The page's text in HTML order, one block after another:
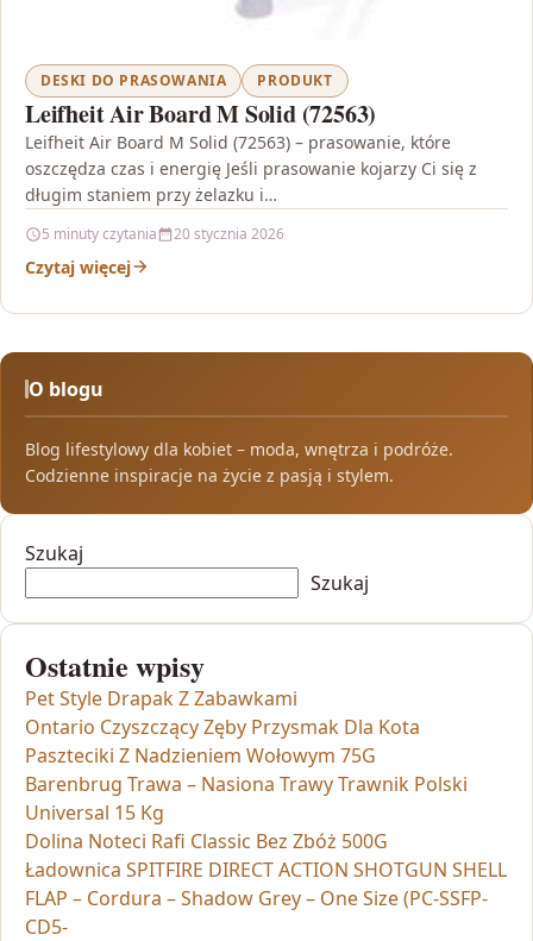
DESKI DO PRASOWANIA PRODUKT
Leifheit Air Board M Solid (72563)
Leifheit Air Board M Solid (72563) – prasowanie, które
oszczędza czas i energię Jeśli prasowanie kojarzy Ci się z
długim staniem przy żelazku i…
5 minuty czytania 20 stycznia 2026
Czytaj więcej
O blogu
Blog lifestylowy dla kobiet – moda, wnętrza i podróże.
Codzienne inspiracje na życie z pasją i stylem.
Szukaj
Szukaj
Ostatnie wpisy
Pet Style Drapak Z Zabawkami
Ontario Czyszczący Zęby Przysmak Dla Kota
Paszteciki Z Nadzieniem Wołowym 75G
Barenbrug Trawa – Nasiona Trawy Trawnik Polski
Universal 15 Kg
Dolina Noteci Rafi Classic Bez Zbóż 500G
Ładownica SPITFIRE DIRECT ACTION SHOTGUN SHELL
FLAP – Cordura – Shadow Grey – One Size (PC-SSFP-
CD5-